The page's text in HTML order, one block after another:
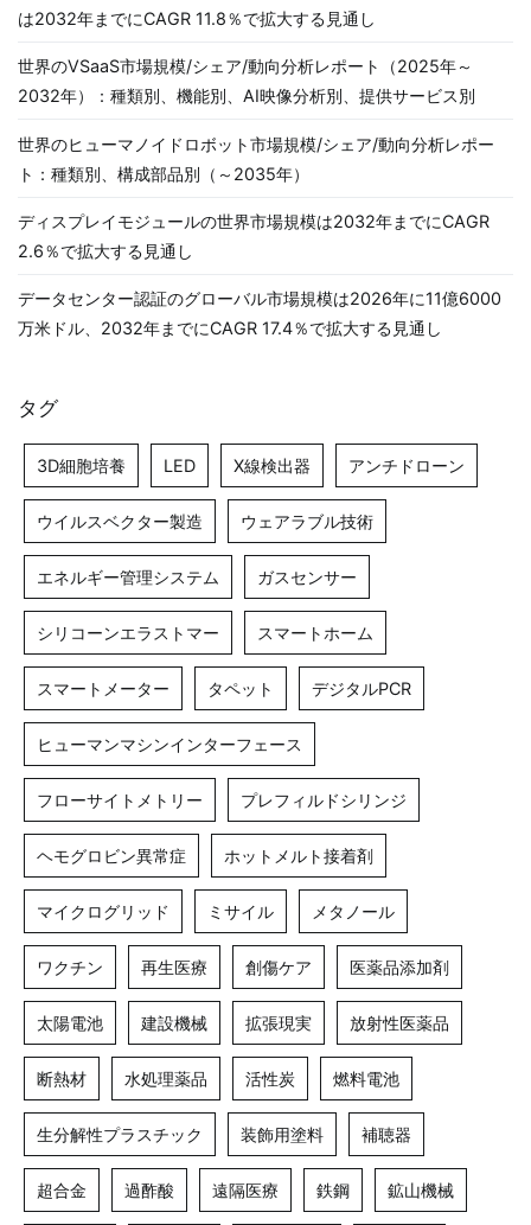
は2032年までにCAGR 11.8％で拡大する見通し
世界のVSaaS市場規模/シェア/動向分析レポート（2025年～
2032年）：種類別、機能別、AI映像分析別、提供サービス別
世界のヒューマノイドロボット市場規模/シェア/動向分析レポー
ト：種類別、構成部品別（～2035年）
ディスプレイモジュールの世界市場規模は2032年までにCAGR
2.6％で拡大する見通し
データセンター認証のグローバル市場規模は2026年に11億6000
万米ドル、2032年までにCAGR 17.4％で拡大する見通し
タグ
3D細胞培養 LED X線検出器 アンチドローン
ウイルスベクター製造 ウェアラブル技術
エネルギー管理システム ガスセンサー
シリコーンエラストマー スマートホーム
スマートメーター タペット デジタルPCR
ヒューマンマシンインターフェース
フローサイトメトリー プレフィルドシリンジ
ヘモグロビン異常症 ホットメルト接着剤
マイクログリッド ミサイル メタノール
ワクチン 再生医療 創傷ケア 医薬品添加剤
太陽電池 建設機械 拡張現実 放射性医薬品
断熱材 水処理薬品 活性炭 燃料電池
生分解性プラスチック 装飾用塗料 補聴器
超合金 過酢酸 遠隔医療 鉄鋼 鉱山機械